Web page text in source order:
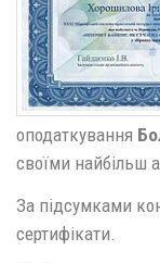
оподаткування
своїми найбільш
За підсумками
сертифікати.